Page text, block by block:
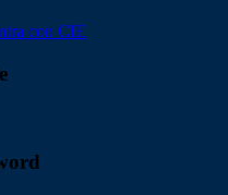
con CIE